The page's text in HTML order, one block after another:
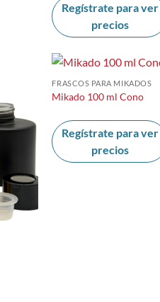
Regístrate para ver
precios
FRASCOS PARA MIKADOS
Mikado 100 ml Cono
Regístrate para ver
precios